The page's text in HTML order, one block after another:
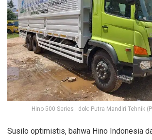
Hino 500 Series . dok: Putra Mandiri Tehnik
Susilo optimistis, bahwa Hino Indonesia